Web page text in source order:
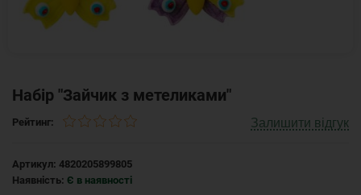
Набір "Зайчик з метеликами"
Рейтинг: Залишити відгук
Артикул: 4820205899805
Наявність: Є в наявності